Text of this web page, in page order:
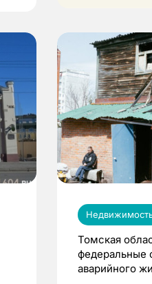
Томская
федеральные
аварийного